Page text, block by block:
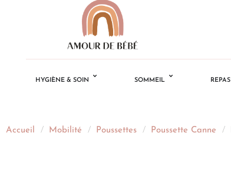
HYGIÈNE & SOIN SOMMEIL REPAS
Accueil / Mobilité / Poussettes / Poussette Canne /